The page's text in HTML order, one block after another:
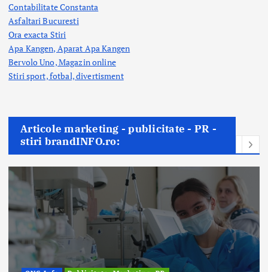
Contabilitate Constanta
Asfaltari Bucuresti
Ora exacta Stiri
Apa Kangen, Aparat Apa Kangen
Bervolo Uno, Magazin online
Stiri sport, fotbal,divertisment
Articole marketing - publicitate - PR -
stiri brandINFO.ro: